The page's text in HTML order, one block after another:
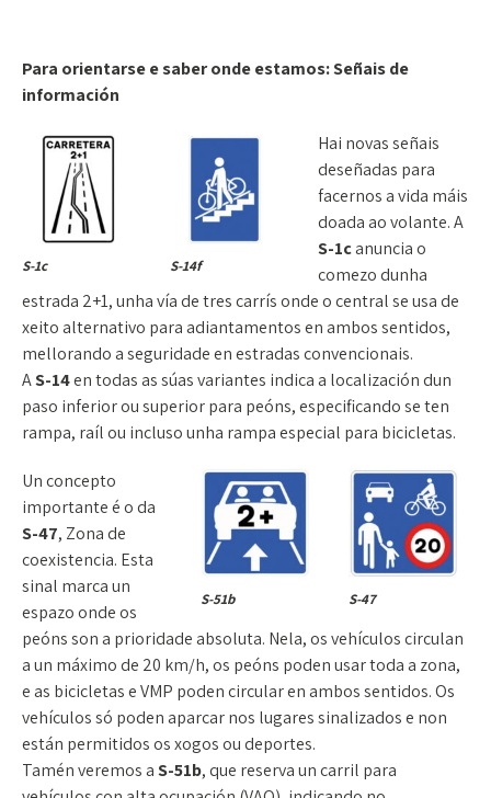
Para orientarse e saber onde estamos: Señais de
información
S-1c S-14f
Hai novas señais
deseñadas para
facernos a vida máis
doada ao volante. A
S-1canuncia o
comezo dunha
estrada 2+1, unha vía de tres carrís onde o central se usa de
xeito alternativo para adiantamentos en ambos sentidos,
mellorando a seguridade en estradas convencionais.
AS-14en todas as súas variantes indica a localización dun
paso inferior ou superior para peóns, especificando se ten
rampa, raíl ou incluso unha rampa especial para bicicletas.
S-47
S-51b
Un concepto
importante é o da
S-47, Zona de
coexistencia. Esta
sinal marca un
espazo onde os
peóns son a prioridade absoluta. Nela, os vehículos circulan
a un máximo de 20 km/h, os peóns poden usar toda a zona,
e as bicicletas e VMP poden circular en ambos sentidos. Os
vehículos só poden aparcar nos lugares sinalizados e non
están permitidos os xogos ou deportes.
Tamén veremos aS-51b, que reserva un carril para